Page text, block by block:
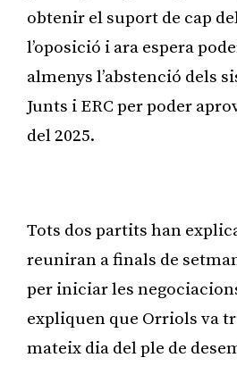
obtenir el suport de cap
l’oposició i ara espera
almenys l’abstenció dels
Junts i ERC per poder
del 2025.
Tots dos partits han
reuniran a finals de
per iniciar les
expliquen que Orriols va
mateix dia del ple de